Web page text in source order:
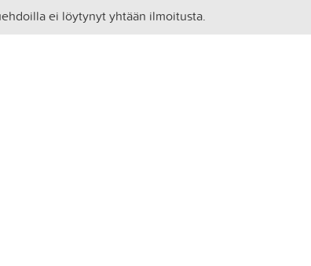
ei löytynyt yhtään ilmoitusta.